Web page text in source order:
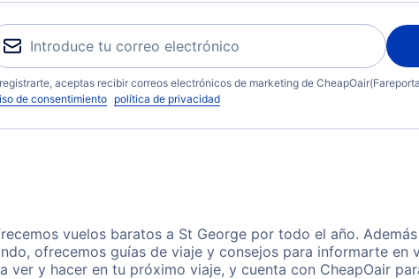
aceptas recibir correos electrónicos de marketing de
de consentimiento
política de privacidad
vuelos baratos a St George por todo el año.
ofrecemos guías de viaje y consejos para informarte en
y hacer en tu próximo viaje, y cuenta con CheapOair